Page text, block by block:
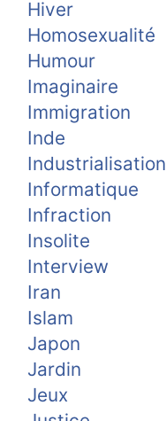
Hiver
Homosexualité
Humour
Imaginaire
Immigration
Inde
Industrialisation
Informatique
Infraction
Insolite
Interview
Iran
Islam
Japon
Jardin
Jeux